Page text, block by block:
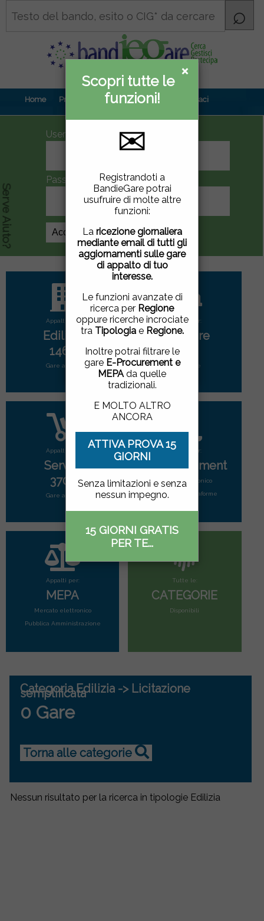
×
Informativa
privacy
Questo sito utilizza
cookie di terze parti per
migliorare la tua
esperienza di utilizzo. Se
vuoi saperne di più
qui .
Chiudendo questa
finestra, scorrendo questa
pagina, cliccando su un
link o proseguendo la
navigazione in altra
maniera, acconsenti
all'uso dei cookie.
ACCETTO |NON
ACCETTO
×
Scopri tutte le
funzioni!
✉
Registrandoti a
BandieGare potrai
usufruire di molte altre
funzioni:
La ricezione giornaliera
mediante email di tutti gli
aggiornamenti sulle gare
di appalto di tuo
interesse.
Le funzioni avanzate di
ricerca per Regione
oppure ricerche incrociate
tra Tipologiae Regione.
Inoltre potrai filtrare le
gare E-Procurement e
MEPAda quelle
tradizionali.
E MOLTO ALTRO
ANCORA
ATTIVA PROVA 15
GIORNI
Senza limitazioni e senza
nessun impegno.
15 GIORNI GRATIS
PER TE...
Home Prova gratuita Contenuti Contattaci
UserID
Password
Crea Account
Serve Aiuto?
Appalti per:
Edilizia
1465
Gare attive
Appalti per:
Forniture
2792
Gare attive
Appalti per:
Servizi
3702
Gare attive
Appalti per:
E-Procurement
Mercato elettonico
di tutte le piattaforme
Appalti per:
MEPA
Mercato elettronico
Pubblica Amministrazione
Tutte le:
CATEGORIE
Disponibili
Categoria Edilizia -> Licitazione
semplificata
0 Gare
Torna alle categorie
Nessun risultato per la ricerca in tipologie Edilizia